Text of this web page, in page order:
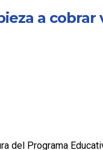
a cobrar
del Programa